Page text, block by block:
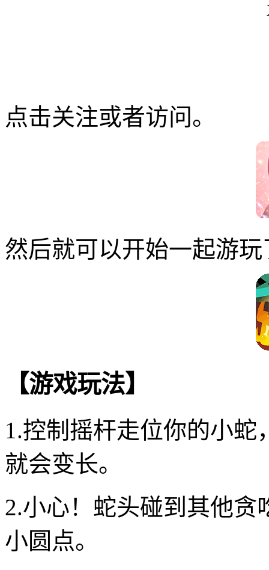
点击关注或者访问。
然后就可以开始一起游玩
【游戏玩法】
1.控制摇杆走位你的小
就会变长。
2.小心！蛇头碰到其他
小圆点。